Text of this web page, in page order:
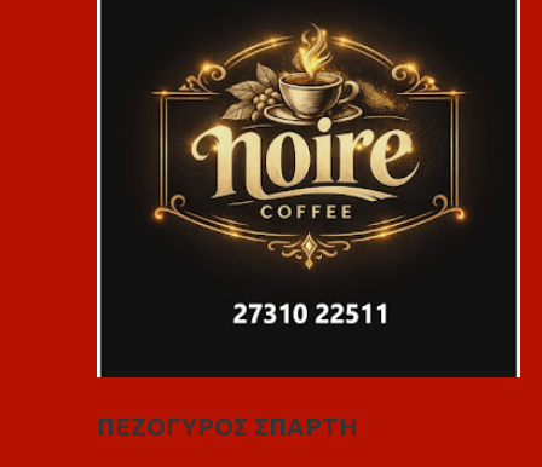
ΠΕΖΟΓΥΡΟΣ ΣΠΑΡΤΗ